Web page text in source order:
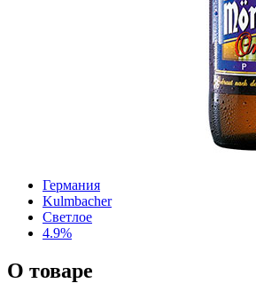
Германия
Kulmbacher
Светлое
4.9%
О товаре